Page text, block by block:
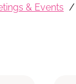
& Events